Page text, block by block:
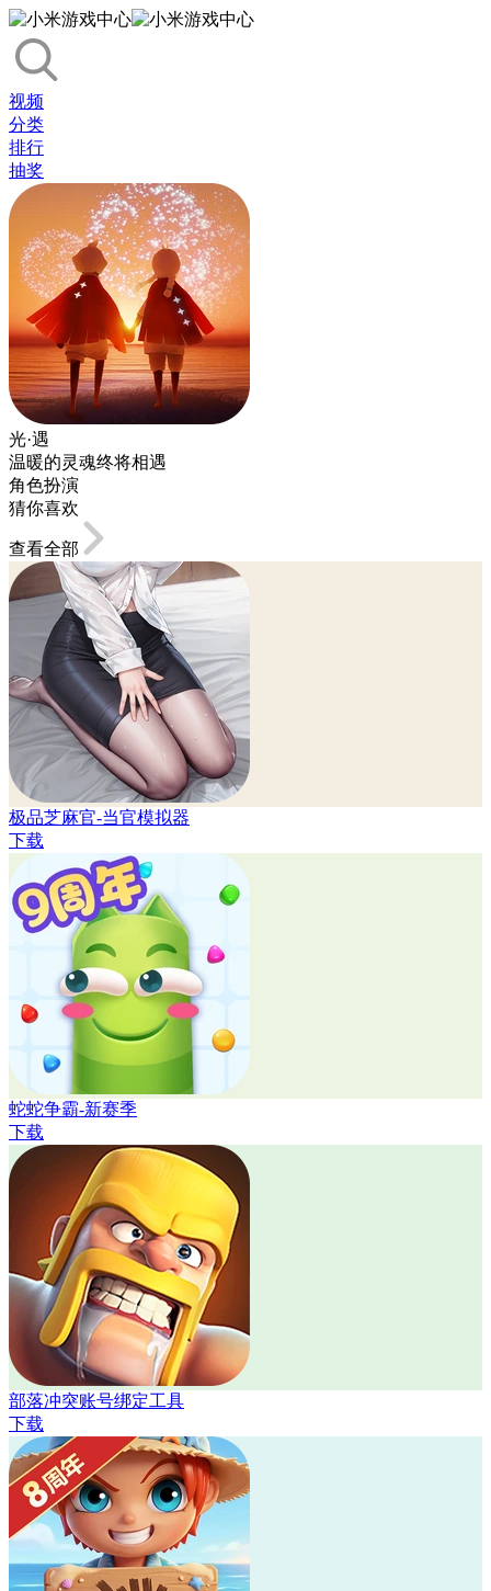
视频
分类
排行
抽奖
光·遇
温暖的灵魂终将相遇
角色扮演
猜你喜欢
查看全部
极品芝麻官-当官模拟器
下载
蛇蛇争霸-新赛季
下载
部落冲突账号绑定工具
下载